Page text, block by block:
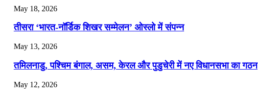
📝 डेली करेंट अफेयर्स: 19-21 जुलाई 2026
July 19, 2026
📝 डेली करेंट अफेयर्स: 16-18 जुलाई 2026
July 16, 2026
📝 डेली करेंट अफेयर्स: 13-15 जुलाई 2026
May 18, 2026
तीसरा ‘भारत-नॉर्डिक शिखर सम्मेलन’ ओस्लो में संपन्न
May 13, 2026
तमिलनाडु, पश्चिम बंगाल, असम, केरल और पुडुचेरी में नए विधानसभा का गठन
May 12, 2026